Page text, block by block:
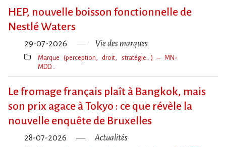
HEP, nouvelle boisson fonctionnelle de
Nestlé Waters
29-07-2026 Vie des marques
Thèmes(s)
Marque (perception, droit, stratégie…) – MN-
MDD…
Le fromage français plaît à Bangkok, mais
son prix agace à Tokyo : ce que révèle la
nouvelle enquête de Bruxelles
28-07-2026 Actualités